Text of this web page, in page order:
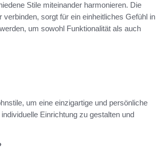
Stile miteinander harmonieren. Die
sorgt für ein einheitliches Gefühl in
um sowohl Funktionalität als auch
um eine einzigartige und persönliche
Einrichtung zu gestalten und